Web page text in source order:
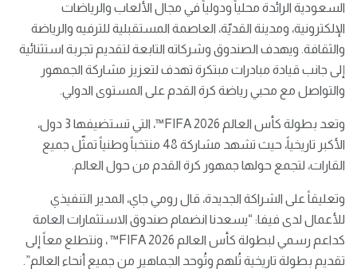
السعودية الرائدة محلياً ودولياً في مجال الألعاب والرياضات
الإلكترونية، ومدينة القديّة، العاصمة المستقبلية للترفيه والرياضة
والثقافة. ويهدف الصندوق وشركاته التابعة لتقديم تجربة استثنائية
إلى جانب قيادة مبادرات مبتكرة تهدف لتعزيز مشاركة الجمهور
والتواصل مع محبي رياضة كرة القدم على المستوى الدولي.
وتعد بطولة كأس العالم FIFA 2026™️، التي تستضيفها 3 دول،
الأكبر تاريخياً، حيث تشهد مشاركة 48 منتخباً وطنياً تمثّل جميع
القارات، لتجمع حولها جمهور كرة القدم من حول العالم.
وتعليقاً على الشراكة الجديدة، قال رومي جاي، المدير التنفيذي
للأعمال لدى فيفا: “يسعدنا انضمام صندوق الاستثمارات العامة
كداعم رسمي لبطولة كأس العالم FIFA 2026™️ ، ونتطلع معاً إلى
تقديم بطولة تاريخية تُلهم وتُوحد الجماهير من جميع أنحاء العالم”.